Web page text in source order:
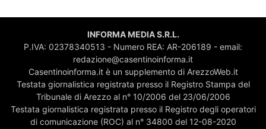
INFORMA MEDIA S.R.L.
P.IVA: 02378340513 - Numero REA: AR-206189 - email:
redazione@casentinoinforma.it
Casentinoinforma.it è un supplemento di ArezzoWeb.it
Testata giornalistica registrata presso il Registro Stampa del
Tribunale di Arezzo al n° 10/2006 del 23/06/2006
Testata giornalistica registrata presso il Registro degli operatori
di comunicazione (ROC) al n° 34800 del 12-08-2020